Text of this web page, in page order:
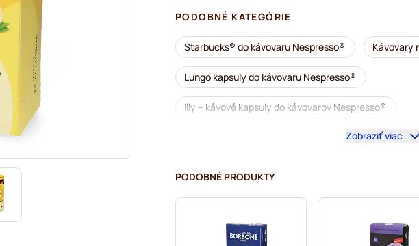
PODOBNÉ KATEGÓRIE
Starbucks® do kávovaru Nespresso® Kávovary
Lungo kapsuly do kávovaru Nespresso®
illy – kávové kapsuly do kávovarov Nespresso®
Café Royal – kávové kapsuly do kávovarov Nespresso®
Odvápňovanie a údržba pre Nespresso®
L'OR – kávové kapsuly do kávovarov Nespresso®
Zobraziť viac
PODOBNÉ PRODUKTY